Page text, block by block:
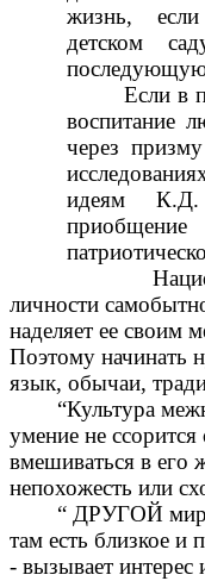
жизнь,
детском
последующую
Если в
воспитание
через
идеям К.Д.
личности
наделяет ее своим
Поэтому начинать
язык, обычаи,
“Культура
умение не
вмешиваться в его
непохожесть или
“ ДРУГОЙ мир –
там есть близкое и
- вызывает интерес